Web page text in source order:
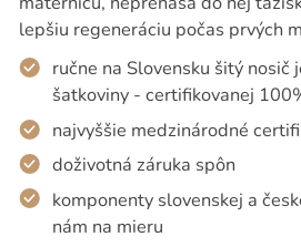
lepšiu regeneráciu počas prvých
ručne na Slovensku šitý nosič
šatkoviny - certifikovanej
najvyššie medzinárodné
doživotná záruka spôn
komponenty slovenskej a
nám na mieru